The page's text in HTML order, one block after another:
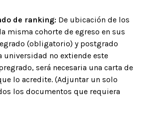
de ranking: De ubicación de los
misma cohorte de egreso en sus
(obligatorio) y postgrado
universidad no extiende este
será necesaria una carta de
lo acredite. (Adjuntar un solo
los documentos que requiera